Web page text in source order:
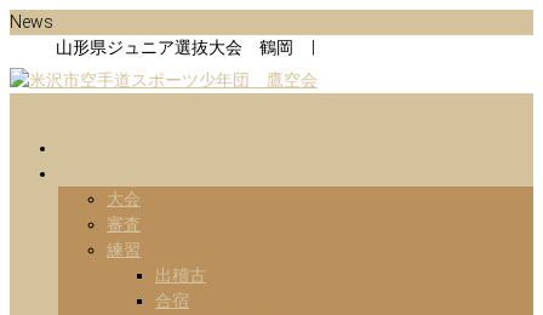
Skip
content
News
山形県ジュニア選抜大会 鶴岡 |
米沢市空手道スポーツ少年団 鷹
空会
です。
大会
審査
練習
出稽古
合宿